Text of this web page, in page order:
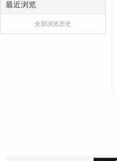
最近浏览
全部浏览历史